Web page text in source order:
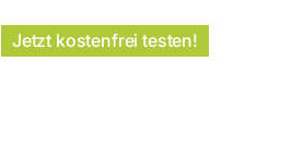
Jetzt kostenfrei testen!